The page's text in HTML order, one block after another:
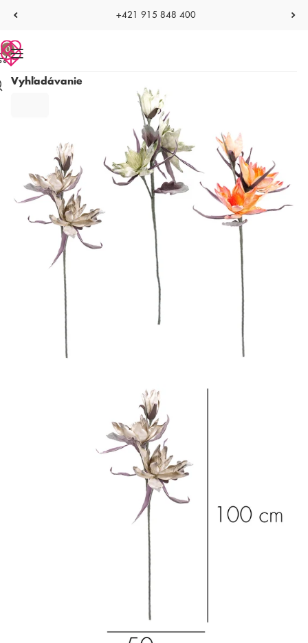
+421 915 848 400
Vyhľadávanie
0